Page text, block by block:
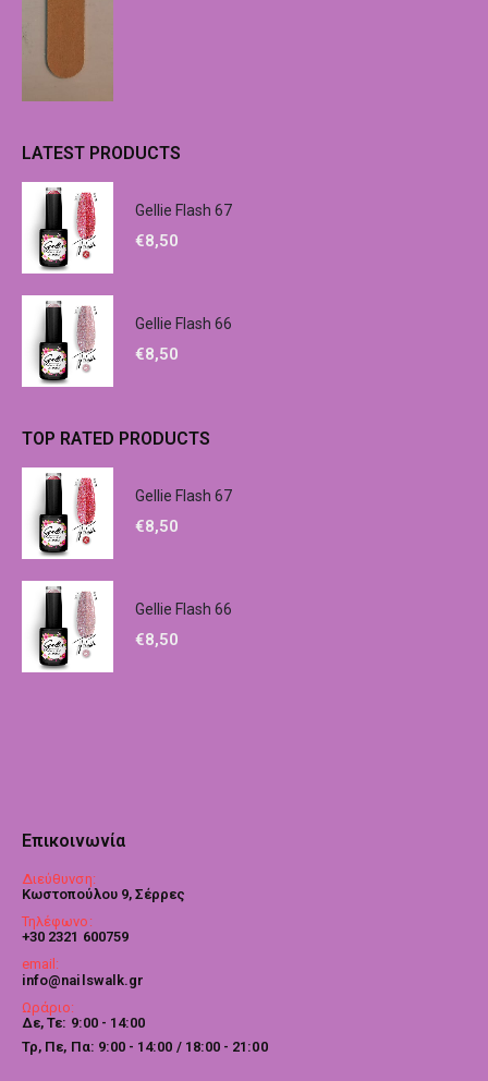
LATEST PRODUCTS
Gellie Flash 67
€8,50
Gellie Flash 66
€8,50
TOP RATED PRODUCTS
Gellie Flash 67
€8,50
Gellie Flash 66
€8,50
Επικοινωνία
Διεύθυνση:
Κωστοπούλου 9, Σέρρες
Τηλέφωνο:
+30 2321 600759
email:
info@nailswalk.gr
Ωράριο:
Δε, Τε: 9:00 - 14:00
Τρ, Πε, Πα: 9:00 - 14:00 / 18:00 - 21:00